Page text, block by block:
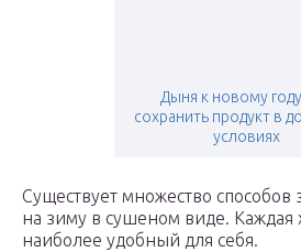
Дыня к новому
сохранить продукт в
условиях
Существует множество способов
на зиму в сушеном виде. Каждая
наиболее удобный для себя.